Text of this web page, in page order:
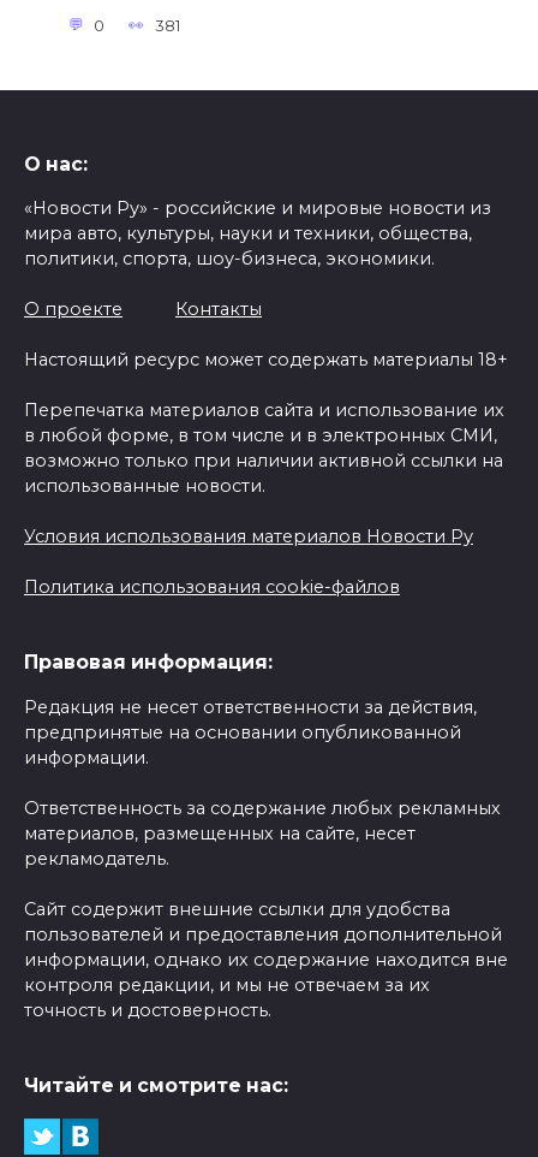
0 381
О нас:
«Новости Ру» - российские и мировые новости из
мира авто, культуры, науки и техники, общества,
политики, спорта, шоу-бизнеса, экономики.
О проекте Контакты
Настоящий ресурс может содержать материалы 18+
Перепечатка материалов сайта и использование их
в любой форме, в том числе и в электронных СМИ,
возможно только при наличии активной ссылки на
использованные новости.
Условия использования материалов Новости Ру
Политика использования cookie-файлов
Правовая информация:
Редакция не несет ответственности за действия,
предпринятые на основании опубликованной
информации.
Ответственность за содержание любых рекламных
материалов, размещенных на сайте, несет
рекламодатель.
Сайт содержит внешние ссылки для удобства
пользователей и предоставления дополнительной
информации, однако их содержание находится вне
контроля редакции, и мы не отвечаем за их
точность и достоверность.
Читайте и смотрите нас: